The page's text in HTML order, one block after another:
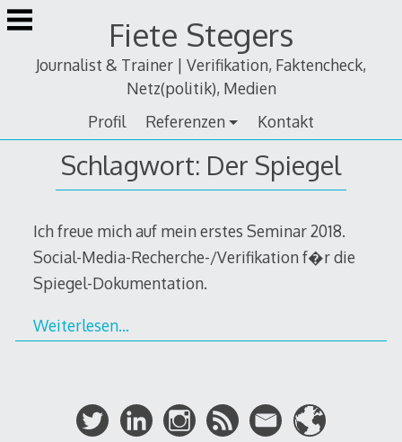
Zum
Inhalt
Fiete Stegers
Journalist & Trainer | Verifikation, Faktencheck,
Netz(politik), Medien
Profil
Referenzen Kontakt
Schlagwort: Der Spiegel
Ich freue mich auf mein erstes Seminar 2018.
Social-Media-Recherche-/Verifikation f�r die
Spiegel-Dokumentation.
Weiterlesen…